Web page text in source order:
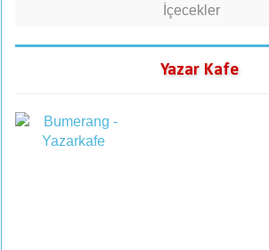
İçecekler
Yazar Kafe